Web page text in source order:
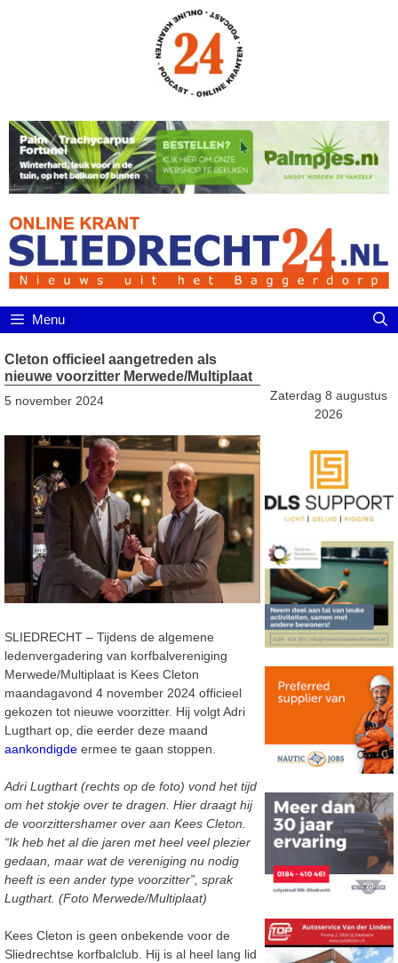
Menu
Cleton officieel aangetreden als
nieuwe voorzitter Merwede/Multiplaat
5 november 2024
SLIEDRECHT – Tijdens de algemene
ledenvergadering van korfbalvereniging
Merwede/Multiplaat is Kees Cleton
maandagavond 4 november 2024 officieel
gekozen tot nieuwe voorzitter. Hij volgt Adri
Lugthart op, die eerder deze maand
aankondigde ermee te gaan stoppen.
Adri Lugthart (rechts op de foto) vond het tijd
om het stokje over te dragen. Hier draagt hij
de voorzittershamer over aan Kees Cleton.
“Ik heb het al die jaren met heel veel plezier
gedaan, maar wat de vereniging nu nodig
heeft is een ander type voorzitter”, sprak
Lugthart. (Foto Merwede/Multiplaat)
Kees Cleton is geen onbekende voor de
Sliedrechtse korfbalclub. Hij is al heel lang lid
Zaterdag 8 augustus
2026